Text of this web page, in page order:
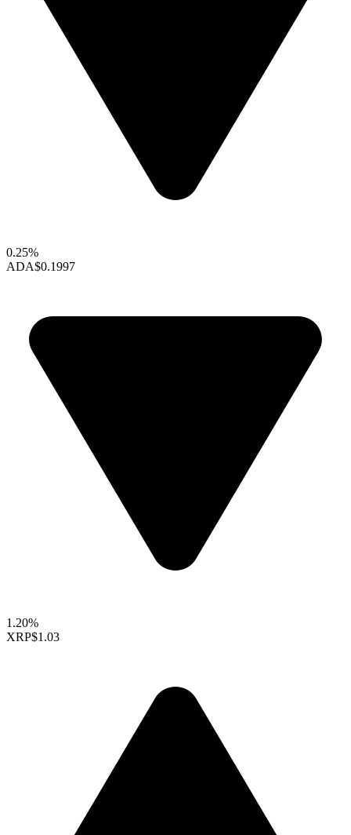
0.25%
ADA$0.1997
1.20%
XRP$1.03